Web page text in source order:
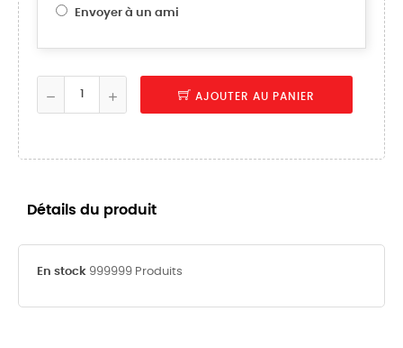
Envoyer à un ami
AJOUTER AU PANIER
Détails du produit
En stock 999999 Produits